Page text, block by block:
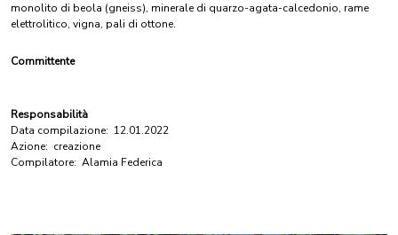
monolito di beola (gneiss), minerale di quarzo-agata-calcedonio, rame
elettrolitico, vigna, pali di ottone.
Committente
Responsabilità
Data compilazione: 12.01.2022
Azione: creazione
Compilatore: Alamia Federica